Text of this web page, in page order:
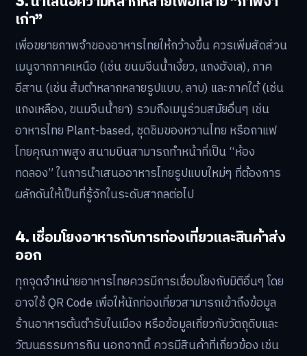
เก่า”
เพื่อขยายภาพจำของอาหารไทยให้กว้างขึ้น ควรเพิ่มสัดส่วน
เมนูจากภาคเหนือ (เช่น ขนมจีนน้ำเงี้ยว, แกงฮังเล), ภาค
อีสาน (เช่น ส้มตำหลากหลายรูปแบบ, ลาบ) และภาคใต้ (เช่น
แกงเหลือง, ขนมจีนน้ำยา) รวมถึงเมนูร่วมสมัยอื่นๆ เช่น
อาหารไทย Plant-based, ชุดชิมของหวานไทย หรือกาแฟ
ไทยคุณภาพสูง สนามบินสามารถทำหน้าที่เป็น “ห้อง
ทดลอง” ในการนำเสนออาหารไทยรูปแบบใหม่ๆ ที่ต้องการ
ผลักดันให้เป็นที่รู้จักในระดับสากลต่อไป
4. เชื่อมโยงอาหารกับการท่องเที่ยวและสินค้าส่ง
ออก
ทุกจุดจำหน่ายอาหารไทยควรมีการเชื่อมโยงกับมิติอื่นๆ โดย
อาจใช้ QR Code เพื่อให้นักท่องเที่ยวสามารถเข้าถึงข้อมูล
ร้านอาหารต้นตำรับในเมือง หรือข้อมูลเกี่ยวกับวัตถุดิบและ
วัฒนธรรมการกิน นอกจากนี้ ควรมีสินค้าที่เกี่ยวข้อง เช่น